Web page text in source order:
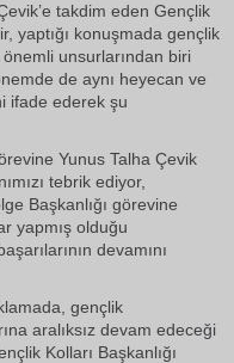
takdim eden Gençlik
yaptığı konuşmada gençlik
önemli unsurlarından biri
de aynı heyecan ve
ifade ederek şu
Yunus Talha Çevik
tebrik ediyor,
Başkanlığı görevine
yapmış olduğu
devamını
gençlik
aralıksız devam edeceği
Kolları Başkanlığı